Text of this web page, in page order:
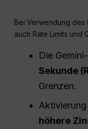
Bei Verwendung des
auch Rate Limits und
Die
Sekunde
Grenzen.
höhere